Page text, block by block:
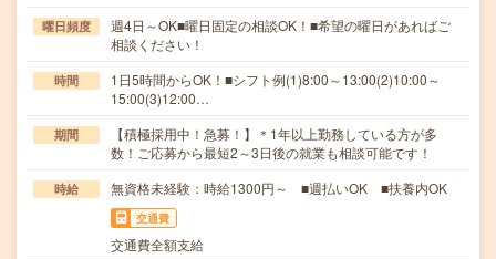
曜日頻度
週4日～OK■曜日固定の相談OK！■希望の曜日があればご
相談ください！
時間
1日5時間からOK！■シフト例(1)8:00～13:00(2)10:00～
15:00(3)12:00…
期間
【積極採用中！急募！】＊1年以上勤務している方が多
数！ご応募から最短2～3日後の就業も相談可能です！
時給 無資格未経験：時給1300円～ ■週払いOK ■扶養内OK
交通費
交通費全額支給